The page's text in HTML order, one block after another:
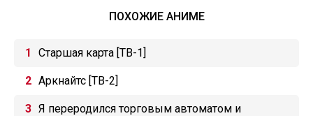
ПОХОЖИЕ АНИМЕ
Старшая карта [ТВ-1]
Аркнайтс [ТВ-2]
Я переродился торговым автоматом и